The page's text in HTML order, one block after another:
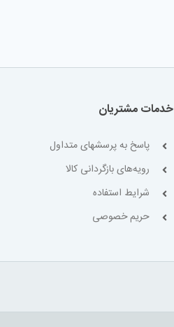
خدمات مشتریان
پاسخ به پرسشهای متداول
رویه‌های بازگردانی کالا
شرایط استفاده
حریم خصوصی